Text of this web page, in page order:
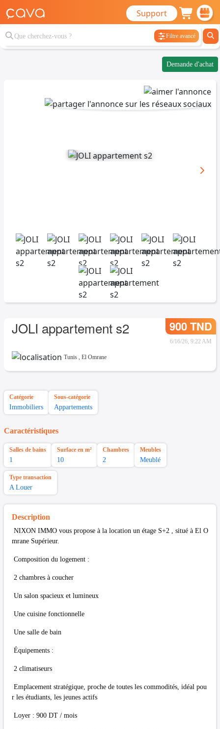
Support
Filtre avancé
Demande d'achat
JOLI appartement s2 900 TND
6/16/26, 9:22 AM
Tunis , El Omrane
Catégorie
Immobiliers
Sous-catégorie
Appartements
Caractéristiques
Salles de bains
1
Surface en m²
10
Chambres
2
Meubles
Meublé
Type transaction
A Louer
Description
NIXON IMMO vous propose à la location un étage S+2 , situé à El O
mrane Supérieur.
Composition du logement :
2 chambres à coucher
Un salon spacieux et lumineux
Une cuisine fonctionnelle
Une salle de bain
Équipements :
2 climatiseurs
Emplacement stratégique, proche de toutes les commodités, idéal pou
r les étudiants, les jeunes actifs
Loyer : 900 DT / mois